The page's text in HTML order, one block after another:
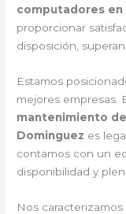
computadores en
proporcionar
disposición,
Estamos
mejores empresas.
mantenimiento
Dominguez es
contamos con un
disponibilidad y
Nos